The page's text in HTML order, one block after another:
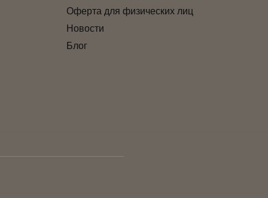
Оферта для физических лиц
Новости
Блог